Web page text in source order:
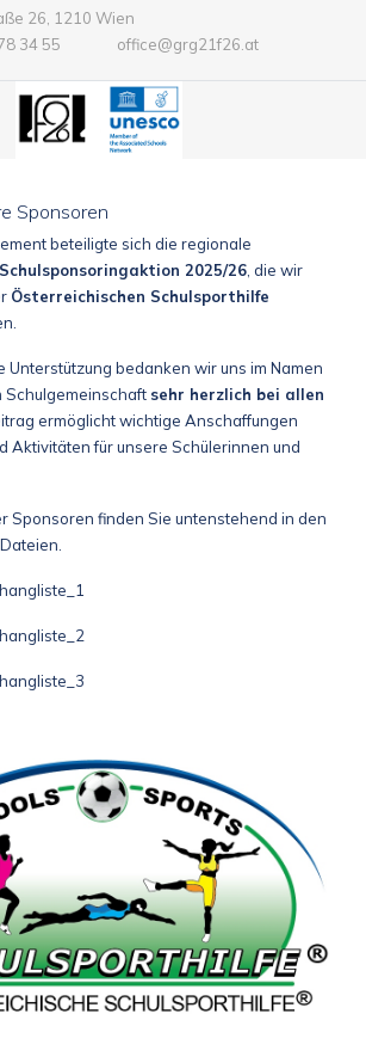
26, 1210 Wien
34 55
office@grg21f26.at
Sponsoren
beteiligte sich die regionale
Schulsponsoringaktion 2025/26 , die wir
Österreichischen Schulsporthilfe
Unterstützung bedanken wir uns im Namen
Schulgemeinschaft sehr herzlich bei allen
ermöglicht wichtige Anschaffungen
Aktivitäten für unsere Schülerinnen und
Sponsoren finden Sie untenstehend in den